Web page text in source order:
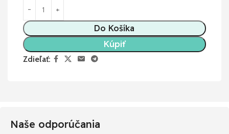
Do Košíka
Kúpiť
Zdieľať:
Naše odporúčania